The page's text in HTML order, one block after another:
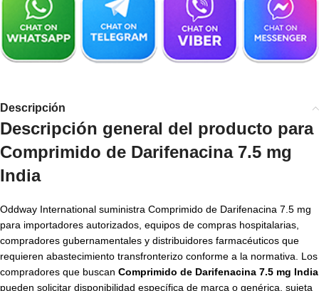
Descripción
Descripción general del producto para
Comprimido de Darifenacina 7.5 mg
India
Oddway International suministra Comprimido de Darifenacina 7.5 mg
para importadores autorizados, equipos de compras hospitalarias,
compradores gubernamentales y distribuidores farmacéuticos que
requieren abastecimiento transfronterizo conforme a la normativa. Los
compradores que buscan Comprimido de Darifenacina 7.5 mg India
pueden solicitar disponibilidad específica de marca o genérica, sujeta